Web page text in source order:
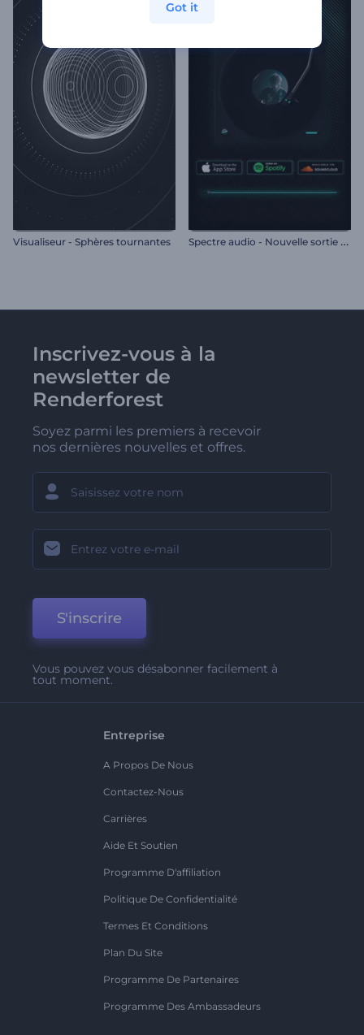
Visualiseur - Sphères tournantes S
pectre audio - Nouvelle sortie musicale
Inscrivez-vous à la
newsletter de
Renderforest
Soyez parmi les premiers à recevoir
nos dernières nouvelles et offres.
S'inscrire
Vous pouvez vous désabonner facilement à
tout moment.
Entreprise
A Propos De Nous
Contactez-Nous
Carrières
Aide Et Soutien
Programme D'affiliation
Politique De Confidentialité
Termes Et Conditions
Plan Du Site
Programme De Partenaires
Programme Des Ambassadeurs
Got it